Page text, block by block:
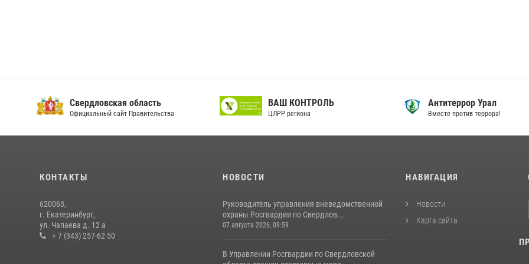
Свердловская область
Официальный сайт Правительства
ВАШ КОНТРОЛЬ
ЦЛРР региона
Антитеррор Урал
Вместе против террора!
КОНТАКТЫ
620063,
г. Екатеринбург,
ул. Чапаева д. 12 а
+ 7 (343) 257-62-50
НОВОСТИ
Руководитель управления вневедомственной
охраны Росгвардии по Свердлов...
07 августа 2026, 09:59
В Управлении Росгвардии по Свердловской
НАВИГАЦИЯ
Новости
Карта сайта